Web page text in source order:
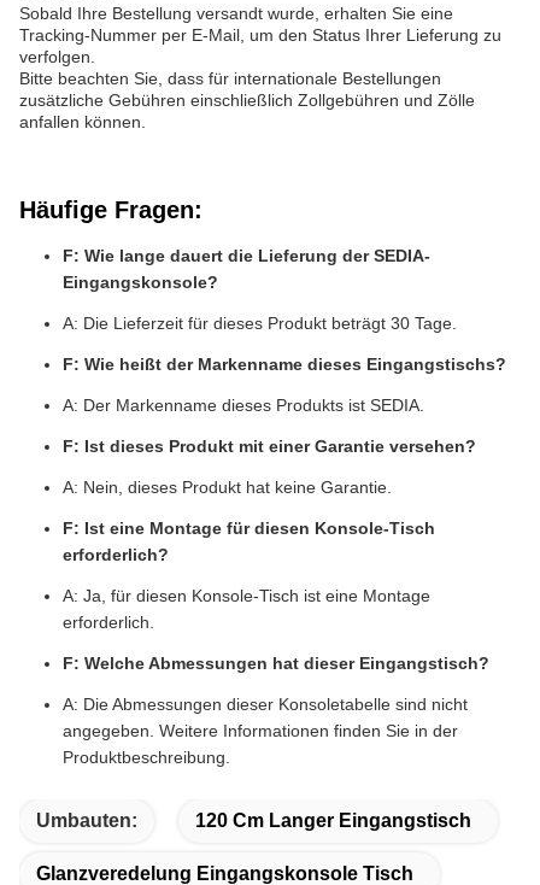
Sobald Ihre Bestellung versandt wurde, erhalten Sie eine
Tracking-Nummer per E-Mail, um den Status Ihrer Lieferung zu
verfolgen.
Bitte beachten Sie, dass für internationale Bestellungen
zusätzliche Gebühren einschließlich Zollgebühren und Zölle
anfallen können.
Häufige Fragen:
F: Wie lange dauert die Lieferung der SEDIA-
Eingangskonsole?
A: Die Lieferzeit für dieses Produkt beträgt 30 Tage.
F: Wie heißt der Markenname dieses Eingangstischs?
A: Der Markenname dieses Produkts ist SEDIA.
F: Ist dieses Produkt mit einer Garantie versehen?
A: Nein, dieses Produkt hat keine Garantie.
F: Ist eine Montage für diesen Konsole-Tisch
erforderlich?
A: Ja, für diesen Konsole-Tisch ist eine Montage
erforderlich.
F: Welche Abmessungen hat dieser Eingangstisch?
A: Die Abmessungen dieser Konsoletabelle sind nicht
angegeben. Weitere Informationen finden Sie in der
Produktbeschreibung.
Umbauten: 120 Cm Langer Eingangstisch
Glanzveredelung Eingangskonsole Tisch